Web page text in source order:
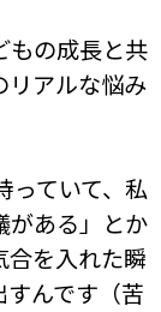
の成長と共
リアルな悩み
っていて、私
がある」とか
合を入れた瞬
んです（苦